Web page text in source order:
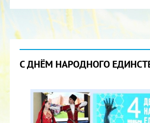
С ДНЁМ НАРОДНОГО